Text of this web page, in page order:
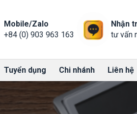
Mobile/Zalo
+84 (0) 903 963 163
Nhận
tư vấn
Tuyển dụng Chi nhánh Liên hệ